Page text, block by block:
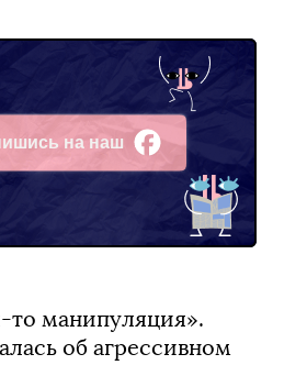
на наш
то манипуляция».
об агрессивном